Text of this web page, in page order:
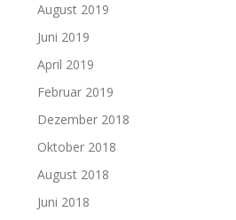
August 2019
Juni 2019
April 2019
Februar 2019
Dezember 2018
Oktober 2018
August 2018
Juni 2018